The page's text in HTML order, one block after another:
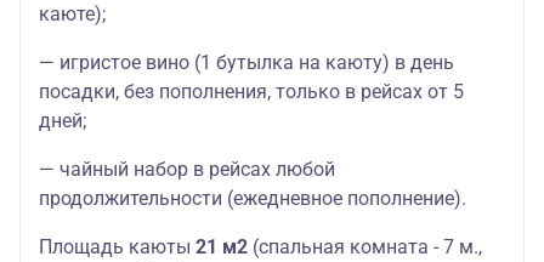
каюте);
— игристое вино (1 бутылка на каюту) в день
посадки, без пополнения, только в рейсах от 5
дней;
— чайный набор в рейсах любой
продолжительности (ежедневное пополнение).
Площадь каюты 21 м2 (спальная комната - 7 м.,